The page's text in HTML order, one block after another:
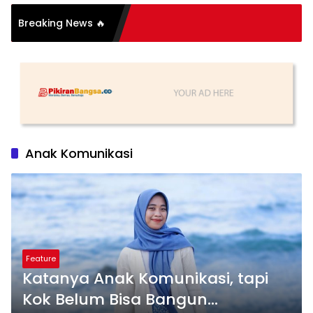
Breaking News 🔥
Organisasi: Antara
Substansi
Anak Komunikasi
Feature
Katanya Anak Komunikasi, tapi
Kok Belum Bisa Bangun